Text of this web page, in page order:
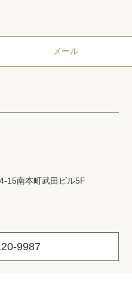
メール
15南本町武田ビル5F
9987